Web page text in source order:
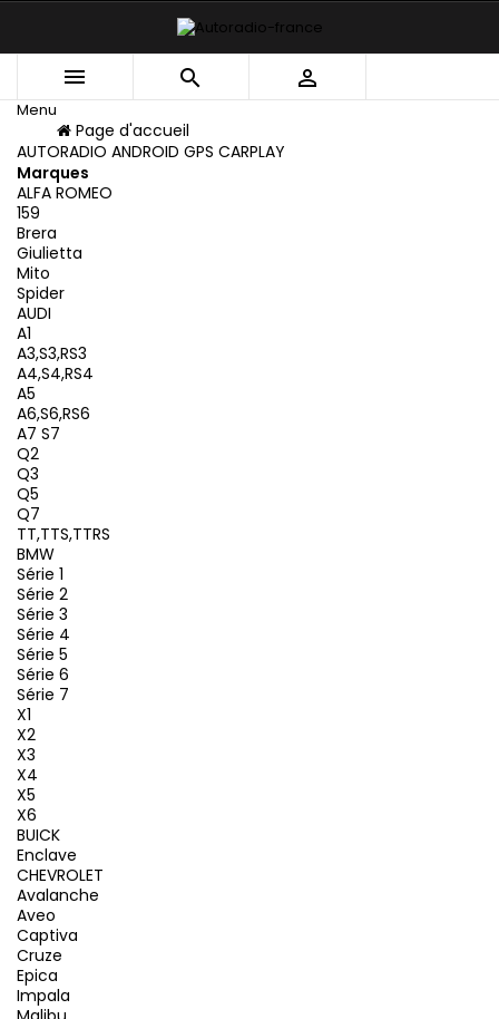
  
Menu
Page d'accueil
AUTORADIO ANDROID GPS CARPLAY
Marques
ALFA ROMEO
159
Brera
Giulietta
Mito
Spider
AUDI
A1
A3,S3,RS3
A4,S4,RS4
A5
A6,S6,RS6
A7 S7
Q2
Q3
Q5
Q7
TT,TTS,TTRS
BMW
Série 1
Série 2
Série 3
Série 4
Série 5
Série 6
Série 7
X1
X2
X3
X4
X5
X6
BUICK
Enclave
CHEVROLET
Avalanche
Aveo
Captiva
Cruze
Epica
Impala